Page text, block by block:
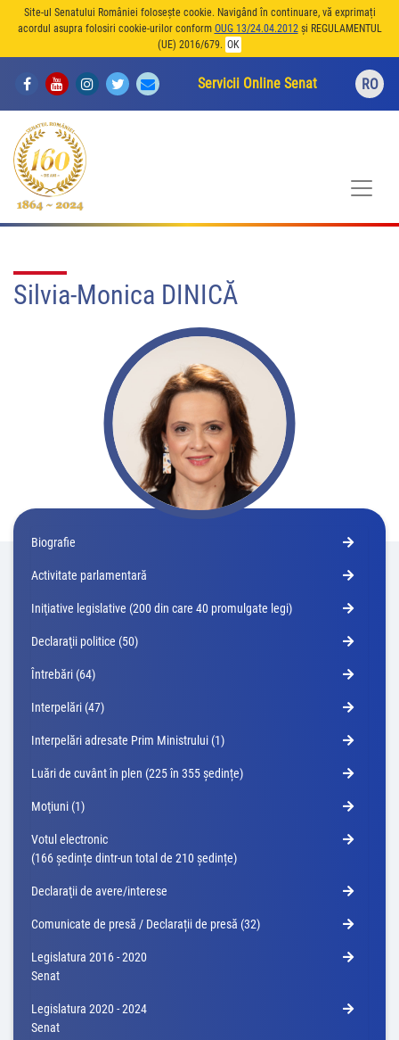
Site-ul Senatului României folosește cookie. Navigând în continuare, vă exprimați
acordul asupra folosiri cookie-urilor conform OUG 13/24.04.2012și REGULAMENTUL
(UE) 2016/679. OK
Servicii Online Senat RO
Silvia-Monica DINICĂ
Biografie
Activitate parlamentară
Iniţiative legislative (200 din care 40 promulgate legi)
Declaraţii politice (50)
Întrebări (64)
Interpelări (47)
Interpelări adresate Prim Ministrului (1)
Luări de cuvânt în plen (225 în 355 ședințe)
Moţiuni (1)
Votul electronic
(166 ședințe dintr-un total de 210 ședințe)
Declaraţii de avere/interese
Comunicate de presă / Declarații de presă (32)
Legislatura 2016 - 2020
Senat
Legislatura 2020 - 2024
Senat